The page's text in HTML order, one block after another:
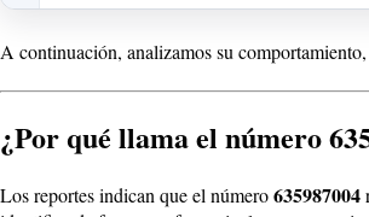
A continuación, analizamos su
¿Por qué llama el número
Los reportes indican que el número635987004